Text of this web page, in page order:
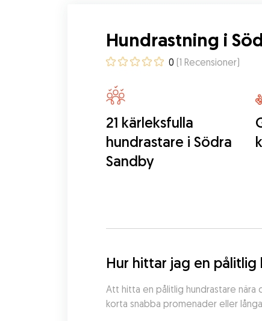
Hundrastning i
0 (1 Recensioner)
21 kärleksfulla
hundrastare i Södra
Sandby
Hur hittar jag en pålitlig
Att hitta en pålitlig hundrastare nära
korta snabba promenader eller